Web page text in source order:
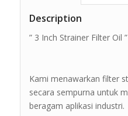
Description
” 3 Inch Strainer Filter Oil ”
Kami menawarkan filter
secara sempurna untuk
beragam aplikasi industri.